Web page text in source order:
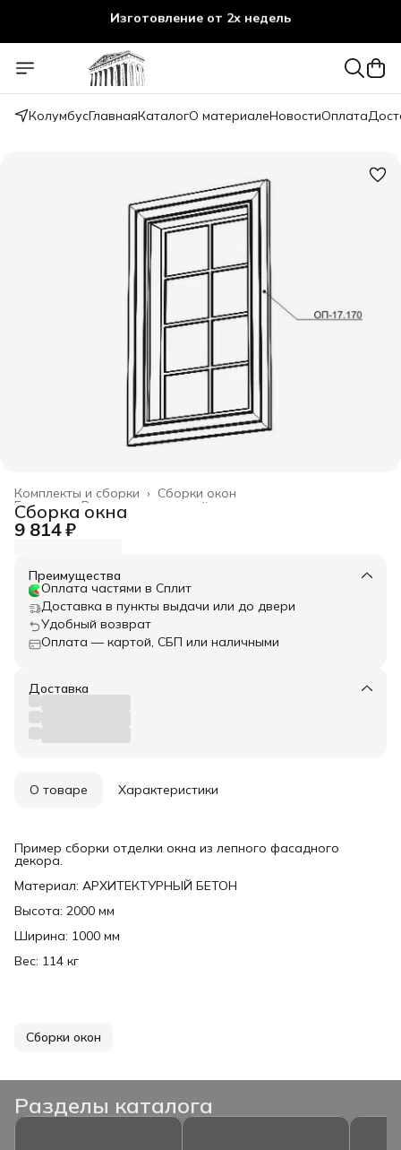
КолумбусГлавнаяКаталогО материалеНовостиОплата
Сборки окон
Комплекты и сборки ›
Весь архитектурный декор
Главная ›
Сборка окна
9 814 ₽
Преимущества
Оплата частями в Сплит
Доставка в пункты выдачи или до двери
Удобный возврат
Оплата — картой, СБП или наличными
Доставка
О товаре Характеристики
Пример сборки отделки окна из лепного фасадного
декора.
Материал: АРХИТЕКТУРНЫЙ БЕТОН
Высота: 2000 мм
Ширина: 1000 мм
Вес: 114 кг
Сборки окон
Разделы каталога